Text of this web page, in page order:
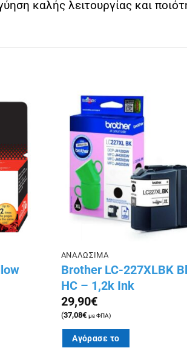
καλής λειτουργίας και
ΑΝΑΛΩΣΙΜΑ
Brother LC-227XLBK
HC – 1,2k Ink
29,90€
(37,08€ με ΦΠΑ)
Αγόρασε το